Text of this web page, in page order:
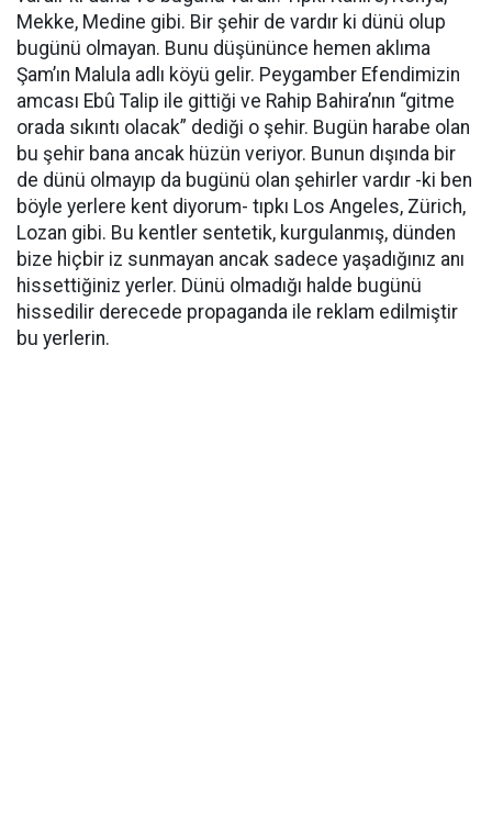
Mekke, Medine gibi. Bir şehir de vardır ki dünü olup
bugünü olmayan. Bunu düşününce hemen aklıma
Şam’ın Malula adlı köyü gelir. Peygamber Efendimizin
amcası Ebû Talip ile gittiği ve Rahip Bahira’nın “gitme
orada sıkıntı olacak” dediği o şehir. Bugün harabe olan
bu şehir bana ancak hüzün veriyor. Bunun dışında bir
de dünü olmayıp da bugünü olan şehirler vardır -ki ben
böyle yerlere kent diyorum- tıpkı Los Angeles, Zürich,
Lozan gibi. Bu kentler sentetik, kurgulanmış, dünden
bize hiçbir iz sunmayan ancak sadece yaşadığınız anı
hissettiğiniz yerler. Dünü olmadığı halde bugünü
hissedilir derecede propaganda ile reklam edilmiştir
bu yerlerin.